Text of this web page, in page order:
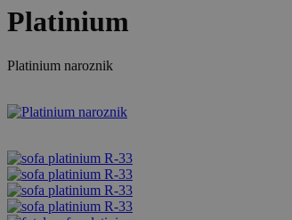
Platinium
Platinium naroznik